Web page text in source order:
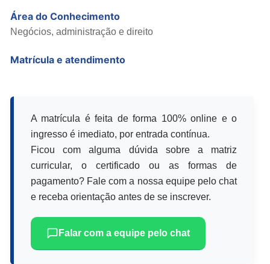
Área do Conhecimento
Negócios, administração e direito
Matrícula e atendimento
A matrícula é feita de forma 100% online e o
ingresso é imediato, por entrada contínua.
Ficou com alguma dúvida sobre a matriz
curricular, o certificado ou as formas de
pagamento? Fale com a nossa equipe pelo chat
e receba orientação antes de se inscrever.
Falar com a equipe pelo chat